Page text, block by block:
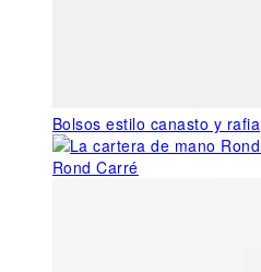
Bolsos estilo canasto y rafia
Rond Carré